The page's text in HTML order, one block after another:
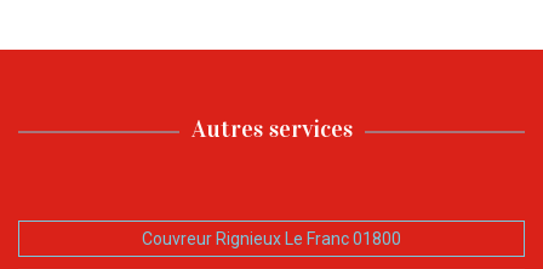
Autres services
Couvreur Rignieux Le Franc 01800